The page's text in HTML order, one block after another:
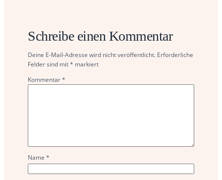
Schreibe einen Kommentar
Deine E-Mail-Adresse wird nicht veröffentlicht. Erforderliche
Felder sind mit* markiert
Kommentar*
Name *